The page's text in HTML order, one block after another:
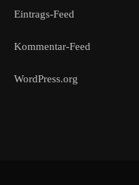
Eintrags-Feed
Kommentar-Feed
WordPress.org